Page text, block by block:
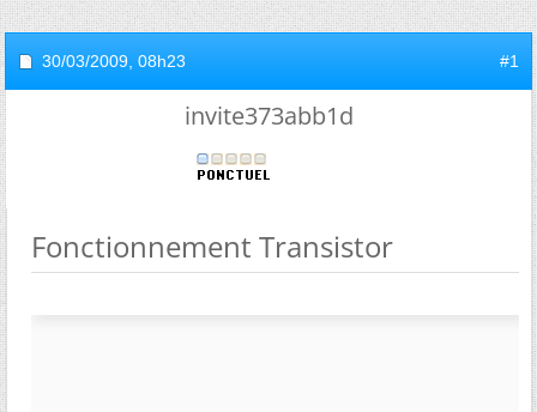
30/03/2009, 08h23 #1
invite373abb1d
Fonctionnement Transistor